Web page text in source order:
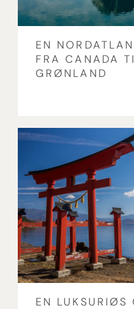
EN
FRA CANADA
GRØNLAND
EN LUKSURIØS